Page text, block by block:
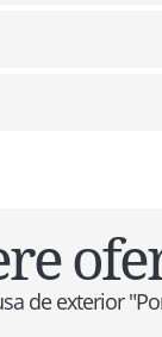
de exterior